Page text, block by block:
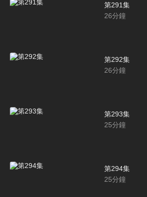
第291集
26分鐘
第292集
26分鐘
第293集
25分鐘
第294集
25分鐘